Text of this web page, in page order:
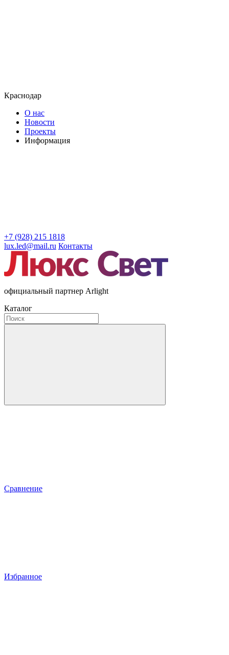
Краснодар
О нас
Новости
Проекты
Информация
+7 (928) 215 1818
lux.led@mail.ru Контакты
официальный партнер Arlight
Каталог
Сравнение
Избранное